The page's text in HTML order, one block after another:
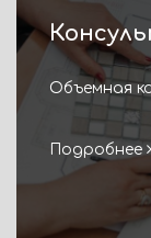
Объемная
Подробнее